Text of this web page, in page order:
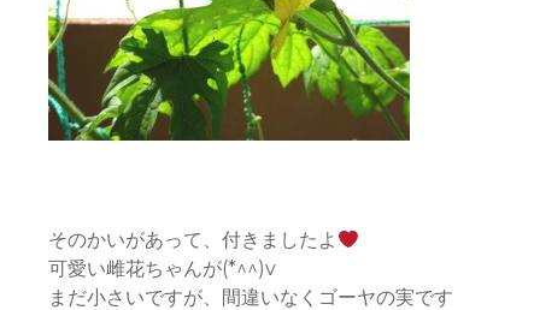
そのかいがあって、付きましたよ
可愛い雌花ちゃんが(*^^)v
まだ小さいですが、間違いなくゴーヤの実です